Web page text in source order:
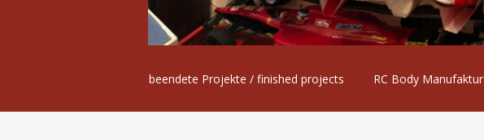
Skip
content
beendete Projekte / finished projects RC Body Manufaktur